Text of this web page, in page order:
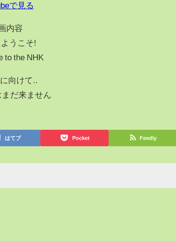
で見る
内容
うこそ!
to the NHK
向けて..
だ来ません
はてブ Pocket Feedly